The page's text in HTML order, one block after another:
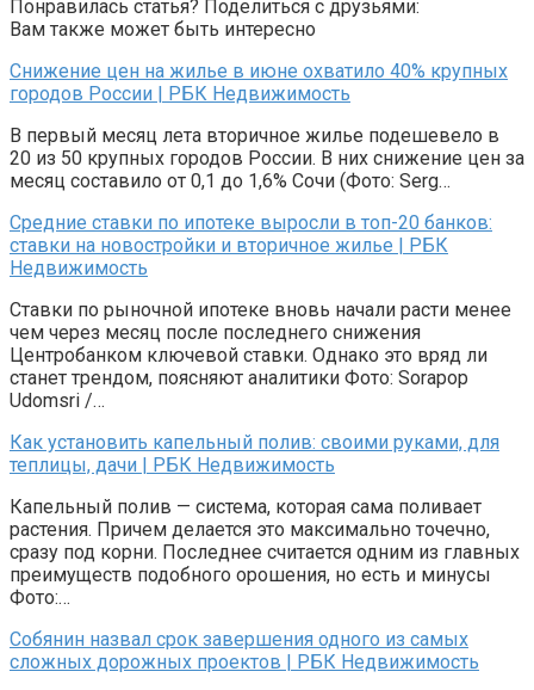
Понравилась статья? Поделиться с друзьями:
Вам также может быть интересно
Снижение цен на жилье в июне охватило 40% крупных
городов России | РБК Недвижимость
В первый месяц лета вторичное жилье подешевело в
20 из 50 крупных городов России. В них снижение цен за
месяц составило от 0,1 до 1,6% Сочи (Фото: Serg…
Средние ставки по ипотеке выросли в топ-20 банков:
ставки на новостройки и вторичное жилье | РБК
Недвижимость
Ставки по рыночной ипотеке вновь начали расти менее
чем через месяц после последнего снижения
Центробанком ключевой ставки. Однако это вряд ли
станет трендом, поясняют аналитики Фото: Sorapop
Udomsri /…
Как установить капельный полив: своими руками, для
теплицы, дачи | РБК Недвижимость
Капельный полив — система, которая сама поливает
растения. Причем делается это максимально точечно,
сразу под корни. Последнее считается одним из главных
преимуществ подобного орошения, но есть и минусы
Фото:…
Собянин назвал срок завершения одного из самых
сложных дорожных проектов | РБК Недвижимость